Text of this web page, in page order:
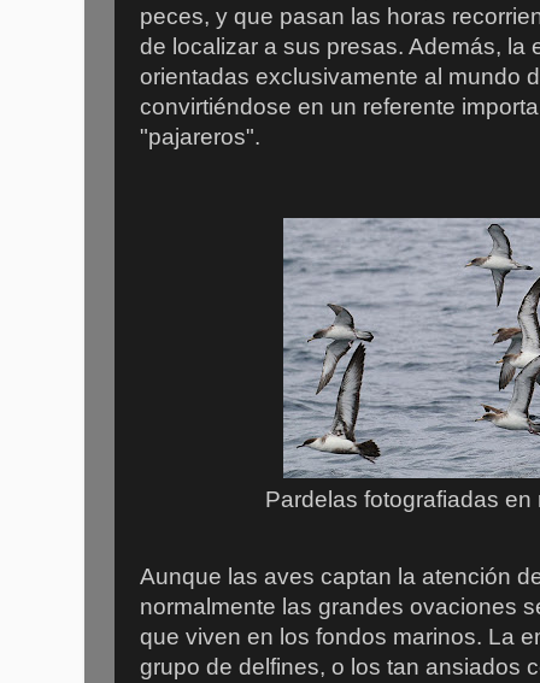
peces, y que pasan las horas
de localizar a sus presas. Además, la
orientadas exclusivamente al mundo
convirtiéndose en un referente
"pajareros".
Pardelas fotografiadas en
Aunque las aves captan la atención
normalmente las grandes ovaciones
que viven en los fondos marinos. La
grupo de delfines, o los tan ansiados